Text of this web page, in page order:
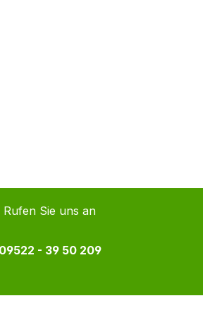
Rufen Sie uns an
09522 - 39 50 209